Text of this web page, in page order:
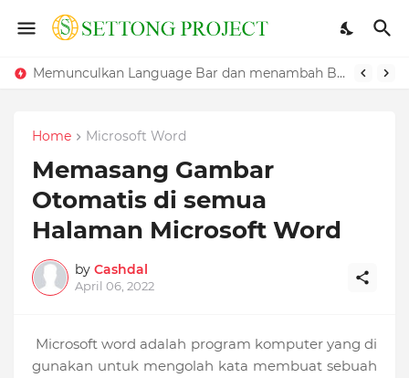
Memunculkan Language Bar dan menambah Bahasa pada Windows
Cara Mengatasi Windows Yang Lambat
Home Microsoft Word
Memasang Gambar
Otomatis di semua
Halaman Microsoft Word
by Cashdal
April 06, 2022
Microsoft word adalah program komputer yang di
gunakan untuk mengolah kata membuat sebuah